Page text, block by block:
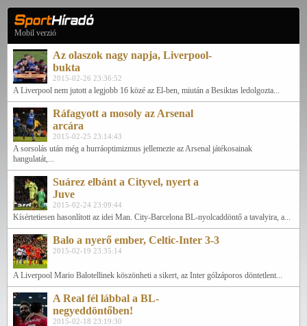
Mobil verzió
Az olaszok nagy napja, Liverpool-
bukta
2015-02-26 23:36:52
A Liverpool nem jutott a legjobb 16 közé az El-ben, miután a Besiktas ledolgozta...
Ráfagyott a mosoly az Arsenal
arcára
2015-02-25 23:14:43
A sorsolás után még a hurráoptimizmus jellemezte az Arsenal játékosainak
hangulatát,...
Suárez elbánt a Cityvel, nyert a
Juve
2015-02-24 23:09:44
Kísértetiesen hasonlított az idei Man. City-Barcelona BL-nyolcaddöntő a tavalyira, a...
Balo a nyerő ember, Celtic-Inter 3-3
2015-02-19 23:35:14
A Liverpool Mario Balotellinek köszönheti a sikert, az Inter gólzáporos döntetlent...
A Real fél lábbal a BL-
negyeddöntőben!
2015-02-18 23:19:30